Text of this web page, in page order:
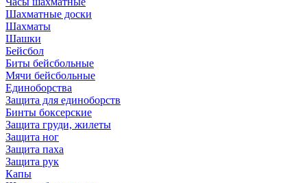
Шахматные доски
Шахматы
Шашки
Бейсбол
Биты бейсбольные
Мячи бейсбольные
Единоборства
Защита для единоборств
Бинты боксерские
Защита груди, жилеты
Защита ног
Защита паха
Защита рук
Капы